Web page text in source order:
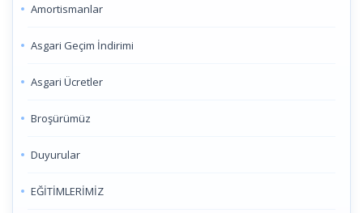
Amortismanlar
Asgari Geçim İndirimi
Asgari Ücretler
Broşürümüz
Duyurular
EĞİTİMLERİMİZ